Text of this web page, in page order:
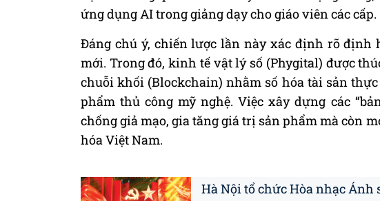
ứng dụng AI trong giảng dạy cho giáo viên các cấp.
Đáng chú ý, chiến lược lần này xác định rõ
mới. Trong đó, kinh tế vật lý số (Phygital) được
chuỗi khối (Blockchain) nhằm số hóa tài sản thực
phẩm thủ công mỹ nghệ. Việc xây dựng các
chống giả mạo, gia tăng giá trị sản phẩm mà còn
hóa Việt Nam.
Hà Nội tổ chức Hòa nhạc Ánh